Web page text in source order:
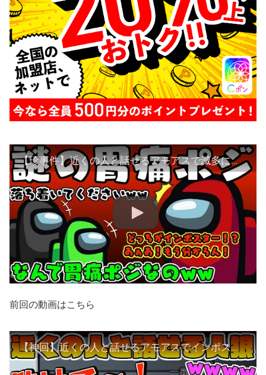
【珍事件】近くの人と話せるアモアスで滅多にない結末に腹抱えて笑ったwwww 【Among Us】
前回の動画はこちら
【神回】近くの人と話せるアモアスでインポスター２狼に追いかけられたwwww【Among Us】【アモングアス】